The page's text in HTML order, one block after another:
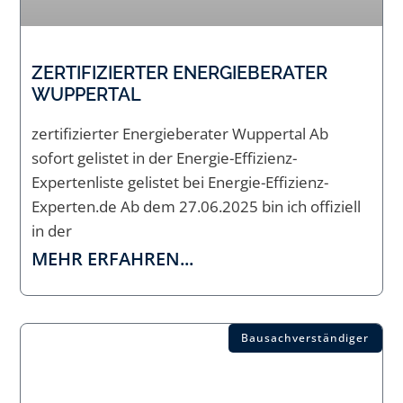
ZERTIFIZIERTER ENERGIEBERATER
WUPPERTAL
zertifizierter Energieberater Wuppertal Ab
sofort gelistet in der Energie-Effizienz-
Expertenliste gelistet bei Energie-Effizienz-
Experten.de Ab dem 27.06.2025 bin ich offiziell
in der
MEHR ERFAHREN...
Bausachverständiger